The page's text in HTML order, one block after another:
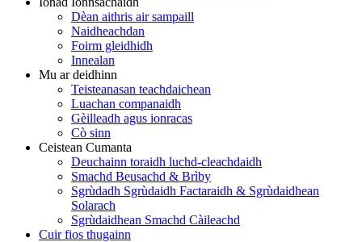
Dèan aithris air sampaill
Naidheachdan
Foirm gleidhidh
Innealan
Mu ar deidhinn
Teisteanasan teachdaichean
Luachan companaidh
Gèilleadh agus ionracas
Cò sinn
Ceistean Cumanta
Deuchainn toraidh luchd-cleachdaidh
Smachd Beusachd & Brìby
Sgrùdadh Sgrùdaidh Factaraidh & Sgrùdaidhean
Solarach
Sgrùdaidhean Smachd Càileachd
Cuir fios thugainn